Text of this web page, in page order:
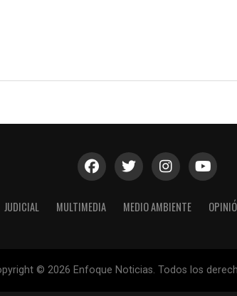
JUDICIAL MULTIMEDIA MEDIO AMBIENTE
© 2026 Enfoque Noticias. Todos los